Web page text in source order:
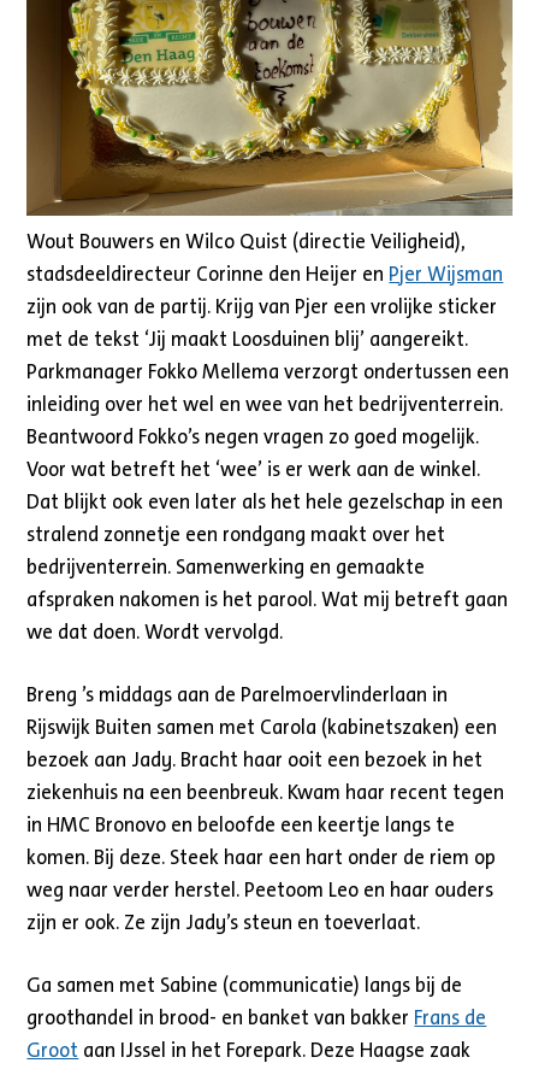
Wout Bouwers en Wilco Quist (directie Veiligheid),
stadsdeeldirecteur Corinne den Heijer en Pjer Wijsman
zijn ook van de partij. Krijg van Pjer een vrolijke sticker
met de tekst ‘Jij maakt Loosduinen blij’ aangereikt.
Parkmanager Fokko Mellema verzorgt ondertussen een
inleiding over het wel en wee van het bedrijventerrein.
Beantwoord Fokko’s negen vragen zo goed mogelijk.
Voor wat betreft het ‘wee’ is er werk aan de winkel.
Dat blijkt ook even later als het hele gezelschap in een
stralend zonnetje een rondgang maakt over het
bedrijventerrein. Samenwerking en gemaakte
afspraken nakomen is het parool. Wat mij betreft gaan
we dat doen. Wordt vervolgd.
Breng ’s middags aan de Parelmoervlinderlaan in
Rijswijk Buiten samen met Carola (kabinetszaken) een
bezoek aan Jady. Bracht haar ooit een bezoek in het
ziekenhuis na een beenbreuk. Kwam haar recent tegen
in HMC Bronovo en beloofde een keertje langs te
komen. Bij deze. Steek haar een hart onder de riem op
weg naar verder herstel. Peetoom Leo en haar ouders
zijn er ook. Ze zijn Jady’s steun en toeverlaat.
Ga samen met Sabine (communicatie) langs bij de
groothandel in brood- en banket van bakker Frans de
Groot aan IJssel in het Forepark. Deze Haagse zaak